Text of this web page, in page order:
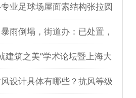
业足球场屋面索结构张拉圆
满完成
雨倒塌，街道办：已处置，
无人员伤亡
建筑之美”学术论坛暨上海大
歌剧院观摩
设计具体有哪些？抗风等级